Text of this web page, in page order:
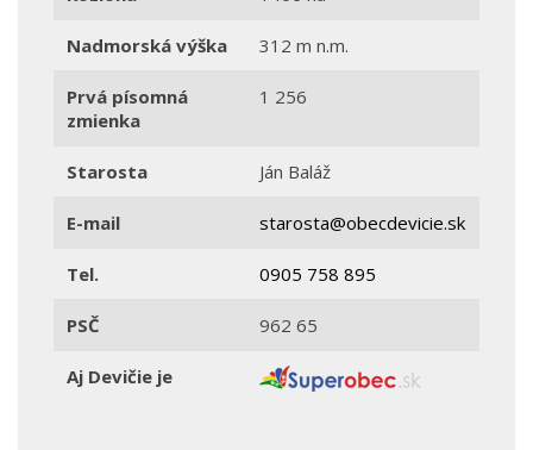
Nadmorská výška 312 m n.m.
Prvá písomná
zmienka
1 256
Starosta Ján Baláž
E-mail starosta@obecdevicie.sk
Tel. 0905 758 895
PSČ 962 65
Aj Devičie je